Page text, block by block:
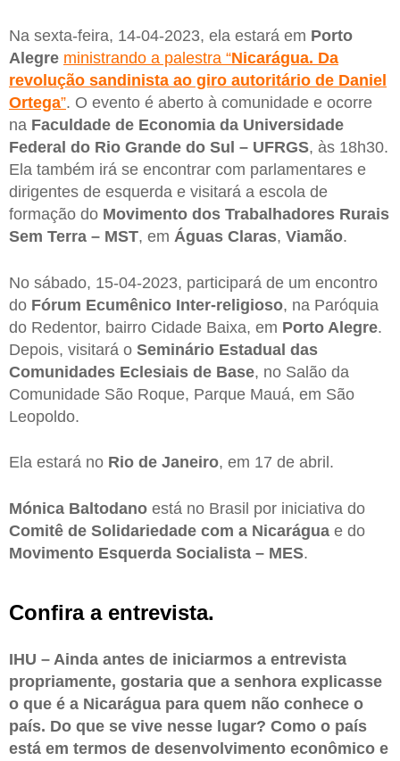
Na sexta-feira, 14-04-2023, ela estará em Porto
Alegre ministrando a palestra “Nicarágua. Da
revolução sandinista ao giro autoritário de Daniel
Ortega”. O evento é aberto à comunidade e ocorre
na Faculdade de Economia da Universidade
Federal do Rio Grande do Sul – UFRGS, às 18h30.
Ela também irá se encontrar com parlamentares e
dirigentes de esquerda e visitará a escola de
formação do Movimento dos Trabalhadores Rurais
Sem Terra – MST, em Águas Claras, Viamão.
No sábado, 15-04-2023, participará de um encontro
do Fórum Ecumênico Inter-religioso, na Paróquia
do Redentor, bairro Cidade Baixa, em Porto Alegre.
Depois, visitará o Seminário Estadual das
Comunidades Eclesiais de Base, no Salão da
Comunidade São Roque, Parque Mauá, em São
Leopoldo.
Ela estará no Rio de Janeiro, em 17 de abril.
Mónica Baltodano está no Brasil por iniciativa do
Comitê de Solidariedade com a Nicarágua e do
Movimento Esquerda Socialista – MES.
Confira a entrevista.
IHU – Ainda antes de iniciarmos a entrevista
propriamente, gostaria que a senhora explicasse
o que é a Nicarágua para quem não conhece o
país. Do que se vive nesse lugar? Como o país
está em termos de desenvolvimento econômico e